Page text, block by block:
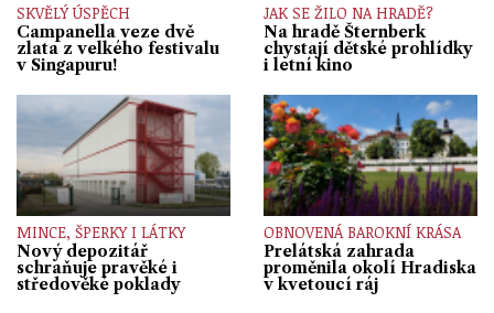
SKVĚLÝ ÚSPĚCH
Campanella veze dvě
zlata z velkého festivalu
v Singapuru!
JAK SE ŽILO NA HRADĚ?
Na hradě Šternberk
chystají dětské prohlídky
i letní kino
MINCE, ŠPERKY I LÁTKY
Nový depozitář
schraňuje pravěké i
středověké poklady
OBNOVENÁ BAROKNÍ KRÁSA
Prelátská zahrada
proměnila okolí Hradiska
v kvetoucí ráj